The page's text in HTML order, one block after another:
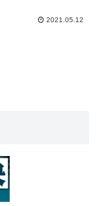
2021.05.12